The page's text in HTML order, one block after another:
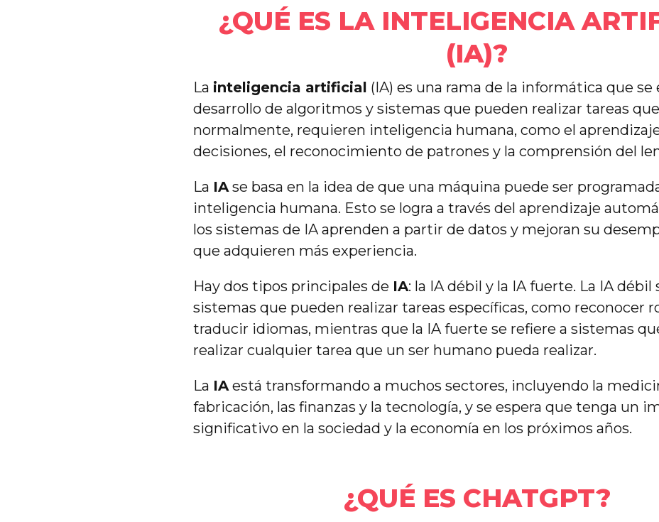
¿QUÉ ES LA INTELIGENCIA
(IA)?
La inteligencia artificial (IA) es una rama de la informática que se
desarrollo de algoritmos y sistemas que pueden realizar tareas
normalmente, requieren inteligencia humana, como el
decisiones, el reconocimiento de patrones y la comprensión del
La IAse basa en la idea de que una máquina puede ser
inteligencia humana. Esto se logra a través del aprendizaje
los sistemas de IA aprenden a partir de datos y mejoran su
que adquieren más experiencia.
Hay dos tipos principales de IA: la IA débil y la IA fuerte. La IA débil
sistemas que pueden realizar tareas específicas, como reconocer
traducir idiomas, mientras que la IA fuerte se refiere a sistemas
realizar cualquier tarea que un ser humano pueda realizar.
La IAestá transformando a muchos sectores, incluyendo la
fabricación, las finanzas y la tecnología, y se espera que tenga un
significativo en la sociedad y la economía en los próximos años.
¿QUÉ ES CHATGPT?